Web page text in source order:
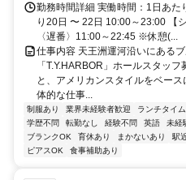
勤務時間詳細 実働時間：1日あた
り20日 〜 22日 10:00～23:00 【
〈遅番〉11:00～22:45 ※休憩(...
仕事内容 天王洲運河沿いにある
「T.Y.HARBOR」ホールスタッ
と、アメリカンスタイルをベー
体的な仕事...
制服あり 業界未経験者歓迎 ランチタイム
学歴不問
転勤なし 経験不問 英語 未経
ブランクOK
育休あり まかないあり 駅
ピアスOK
食事補助あり